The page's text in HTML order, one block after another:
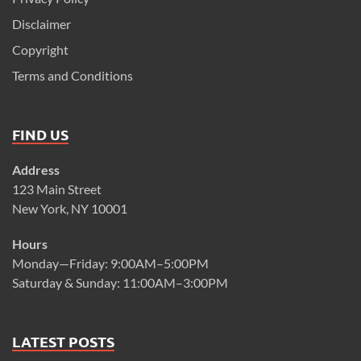
Disclaimer
Copyright
Terms and Conditions
FIND US
Address
123 Main Street
New York, NY 10001
Hours
Monday—Friday: 9:00AM–5:00PM
Saturday & Sunday: 11:00AM–3:00PM
LATEST POSTS